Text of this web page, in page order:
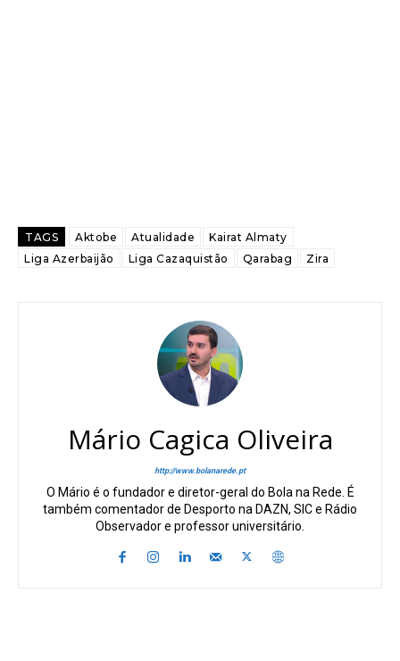
TAGS Aktobe Atualidade
Kairat Almaty
Liga Azerbaijão
Liga Cazaquistão Qarabag Zira
Mário Cagica Oliveira
http://www.bolanarede.pt
O Mário é o fundador e diretor-geral do Bola na Rede. É
também comentador de Desporto na DAZN, SIC e Rádio
Observador e professor universitário.